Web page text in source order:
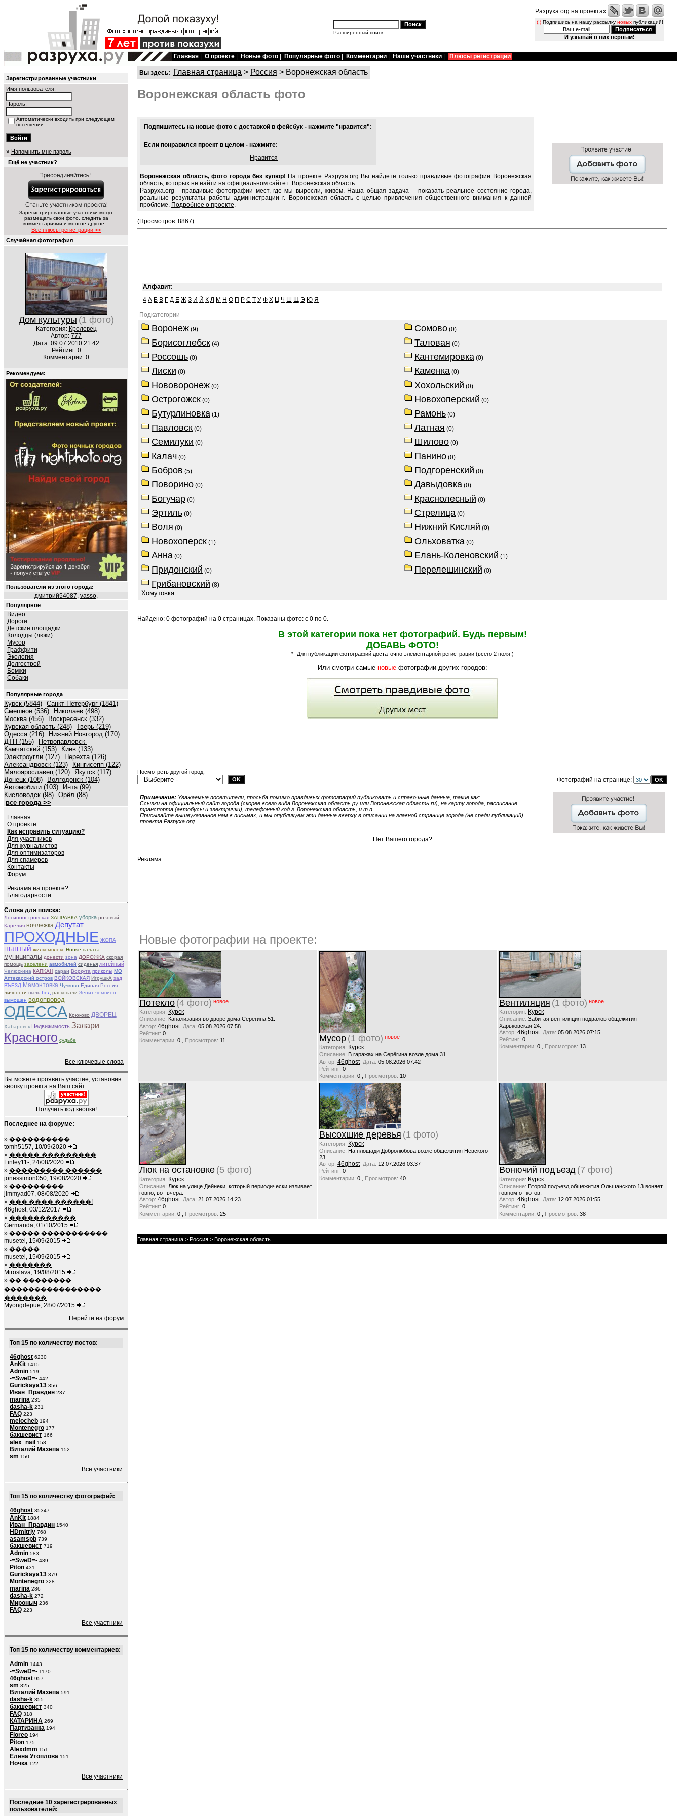
Расширенный поиск
Разруха.org на проектах:
(!)Подпишись на нашу рассылку новыхпубликаций!
И узнавай о них первым!
Главная О проекте Новые фото Популярные фото Комментарии Наши участники Плюсы регистрации
Зарегистрированные участники
Имя пользователя:
Пароль:
Автоматически входить при следующем
посещении
» Напомнить мне пароль
Ещё не участник?
Зарегистрированные участники могут
размещать свои фото, следить за
комментариями и многое другое...
Все плюсы регистрации >>
Случайная фотография
Дом культуры (1 фото)
Категория: Кролевец
Автор: 777
Дата: 09.07.2010 21:42
Рейтинг: 0
Комментарии: 0
Рекомендуем:
Пользователи из этого города:
дмитрий54087, vasso,
Популярное
Видео
Дороги
Детские площадки
Колодцы (люки)
Мусор
Граффити
Экология
Долгострой
Бомжи
Собаки
Популярные города
Курск (5844) Санкт-Петербург (1841)
Смешное (536)
Николаев (498)
Москва (456)
Воскресенск (332)
Курская область (248) Тверь (219)
Одесса (216)
Нижний Новгород (170)
ДТП (155)
Петропавловск-
Камчатский (153)
Киев (133)
Электроугли (127)
Нерехта (126)
Александровск (123)
Кингисепп (122)
Малоярославец (120) Якутск (117)
Донецк (108)
Волгодонск (104)
Автомобили (103)
Инта (99)
Кисловодск (98) Орёл (88)
все города >>
Главная
О проекте
Как исправить ситуацию?
Для участников
Для журналистов
Для оптимизаторов
Для спамеров
Контакты
Форум
Реклама на проекте?...
Благодарности
Слова для поиска:
Лосиноостровская ЗАПРАВКА уборка розовый
Карелия ночлежка Депутат
ПРОХОДНЫЕ ЖОПА
ПЬЯНЫЙ жилкомплекс House палата
муниципалы донести зона ДОРОЖКА скорая
помощь заселени авмобилей сиденья литейный
Челюскина КАПКАН сараи Воркута приколы МО
Аптекарский остров ВОЙКОВСКАЯ ИгрушкА зад
ВЪЕЗД Мамонтовка Чучково Единая Россия.
личности пыль бед раскопали Зенит-чемпион
вымощен водопровод
ОДЕССА Крюково ДВОРЕЦ
Хабаровск Недвижимость Залари
Красного судьбе
Все ключевые слова
Вы можете проявить участие, установив
кнопку проекта на Ваш сайт:
Получить код кнопки!
Последнее на форуме:
» ����������
tomh5157, 10/09/2020
» �����-���������
Finley11-, 24/08/2020
» ��������� ������
jonessimon050, 19/08/2020
» ���������
jimmyad07, 08/08/2020
» ��� ���� ������!
46ghost, 03/12/2017
» �����������
Germanda, 01/10/2015
» ����� �����������
musetel, 15/09/2015
» �����
musetel, 15/09/2015
» �������
Miroslava, 19/08/2015
» �� ��������
����������������
�������
Myongdepue, 28/07/2015
Перейти на форум
Топ 15 по количеству постов:
46ghost 6230
AnKit 1415
Admin 519
-=SweD=- 442
Gurickaya13 356
Иван_Правдин 237
marina 235
dasha-k 231
FAQ 223
melocheb 194
Montenegro 177
бакшевист 166
alex_nail 158
Виталий Мазепа 152
sm 150
Все участники
Топ 15 по количеству фотографий:
46ghost 35347
AnKit 1884
Иван_Правдин 1540
HDmitriy 768
asamspb 739
бакшевист 719
Admin 583
-=SweD=- 489
Piton 431
Gurickaya13 379
Montenegro 328
marina 286
dasha-k 272
Мироныч 236
FAQ 223
Все участники
Топ 15 по количеству комментариев:
Admin 1443
-=SweD=- 1170
46ghost 957
sm 825
Виталий Мазепа 591
dasha-k 355
бакшевист 340
FAQ 318
КАТАРИНА 269
Партизанка 194
Floreo 194
Piton 175
Alexdmm 151
Елена Утоплова 151
Ночка 122
Все участники
Последние 10 зарегистрированных
пользователей:
Вы здесь: Главная страница > Россия > Воронежская область
Воронежская область фото
Подпишитесь на новые фото с доставкой в фейсбук - нажмите "нравится":
Если понравился проект в целом - нажмите:
Нравится
Воронежская область, фото города без купюр! На проекте Разруха.org Вы найдете только правдивые фотографии Воронежская
область, которых не найти на официальном сайте г. Воронежская область.
Разруха.org - правдивые фотографии мест, где мы выросли, живём. Наша общая задача – показать реальное состояние города,
реальные результаты работы администрации г. Воронежская область с целью привлечения общественного внимания к данной
проблеме. Подробнее о проекте.
(Просмотров: 8867)
Алфавит:
4 А Б В Г Д Е Ж З И Й К Л М Н О П Р С Т У Ф Х Ц Ч Ш Щ Э Ю Я
Подкатегории
Воронеж (9)
Борисоглебск (4)
Россошь (0)
Лиски (0)
Нововоронеж (0)
Острогожск (0)
Бутурлиновка (1)
Павловск (0)
Семилуки (0)
Калач (0)
Бобров (5)
Поворино (0)
Богучар (0)
Эртиль (0)
Воля (0)
Новохоперск (1)
Анна (0)
Придонский (0)
Грибановский (8)
Хомутовка
Сомово (0)
Таловая (0)
Кантемировка (0)
Каменка (0)
Хохольский (0)
Новохоперский (0)
Рамонь (0)
Латная (0)
Шилово (0)
Панино (0)
Подгоренский (0)
Давыдовка (0)
Краснолесный (0)
Стрелица (0)
Нижний Кисляй (0)
Ольховатка (0)
Елань-Коленовский (1)
Перелешинский (0)
Найдено: 0 фотографий на 0 страницах. Показаны фото: с 0 по 0.
В этой категории пока нет фотографий. Будь первым!
ДОБАВЬ ФОТО!
*- Для публикации фотографий достаточно элементарной регистрации (всего 2 поля!)
Или смотри самые новыефотографии других городов:
Посмотреть другой город:
Фотографий на странице:
Примечание: Уважаемые посетители, просьба помимо правдивых фотографий публиковать и справочные данные, такие как:
Ссылки на официальный сайт города (скорее всего вида Воронежская область.ру или Воронежская область.ru), на карту города, расписание
транспорта (автобусы и электрички), телефонный код г. Воронежская область, и т.п.
Присылайте вышеуказанное нам в письмах, и мы опубликуем эти данные вверху в описании на главной странице города (не среди публикаций)
проекта Разруха.org.
Нет Вашего города?
Реклама:
Новые фотографии на проекте:
Потекло (4 фото) новое
Категория: Курск
Описание: Канализация во дворе дома Серёгина 51.
Автор: 46ghost Дата: 05.08.2026 07:58
Рейтинг: 0
Комментарии: 0 , Просмотров: 11 Мусор (1 фото) новое
Категория: Курск
Описание: В гаражах на Серёгина возле дома 31.
Автор: 46ghost Дата: 05.08.2026 07:42
Рейтинг: 0
Комментарии: 0 , Просмотров: 10
Вентиляция (1 фото) новое
Категория: Курск
Описание: Забитая вентиляция подвалов общежития
Харьковская 24.
Автор: 46ghost Дата: 05.08.2026 07:15
Рейтинг: 0
Комментарии: 0 , Просмотров: 13
Люк на остановке (5 фото)
Категория: Курск
Описание: Люк на улице Дейнеки, который периодически изливает
говно, вот вчера.
Автор: 46ghost Дата: 21.07.2026 14:23
Рейтинг: 0
Комментарии: 0 , Просмотров: 25
Высохшие деревья (1 фото)
Категория: Курск
Описание: На площади Добролюбова возле общежития Невского
23.
Автор: 46ghost Дата: 12.07.2026 03:37
Рейтинг: 0
Комментарии: 0 , Просмотров: 40
Вонючий подъезд (7 фото)
Категория: Курск
Описание: Второй подъезд общежития Ольшанского 13 воняет
говном от котов.
Автор: 46ghost Дата: 12.07.2026 01:55
Рейтинг: 0
Комментарии: 0 , Просмотров: 38
Главная страница > Россия > Воронежская область